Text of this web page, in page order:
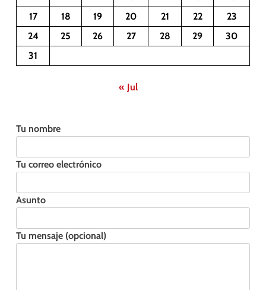
17
18 19 20 21 22
23
24
25 26 27 28 29
30
31
« Jul
Tu nombre
Tu correo electrónico
Asunto
Tu mensaje (opcional)